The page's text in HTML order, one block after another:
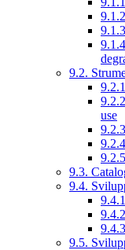
9.2.
use
9.3.
9.4.
9.5.